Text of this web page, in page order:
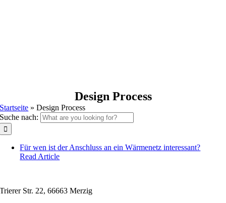
Design Process
Startseite »Design Process
Suche nach:
Für wen ist der Anschluss an ein Wärmenetz interessant?
Read Article
Trierer Str. 22, 66663 Merzig